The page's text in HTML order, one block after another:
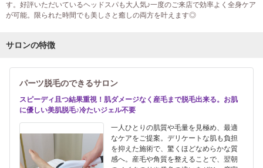
す。好評いただいているヘッドスパも大人気♪一度のご来店で効率よく全身ケア
が可能。限られた時間でも美しさと癒しの両方を叶えます◎
サロンの特徴
パーツ脱毛のできるサロン
スピーディ且つ結果重視！肌ダメージなく産毛まで脱毛出来る。お肌
に優しい美肌脱毛♪冷たいジェル不要
一人ひとりの肌質や毛量を見極め、最適
なケアをご提案。デリケートな肌も負担
を抑えた施術で、驚くほどなめらかな質
感へ。産毛や角質を整えることで、翌朝